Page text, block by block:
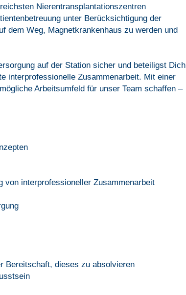
Nierentransplantationszentren
unter Berücksichtigung der
dem Weg, Magnetkrankenhaus zu werden und
auf der Station sicher und beteiligst Dich
interprofessionelle Zusammenarbeit. Mit einer
Arbeitsumfeld für unser Team schaffen –
von interprofessioneller Zusammenarbeit
Bereitschaft, dieses zu absolvieren